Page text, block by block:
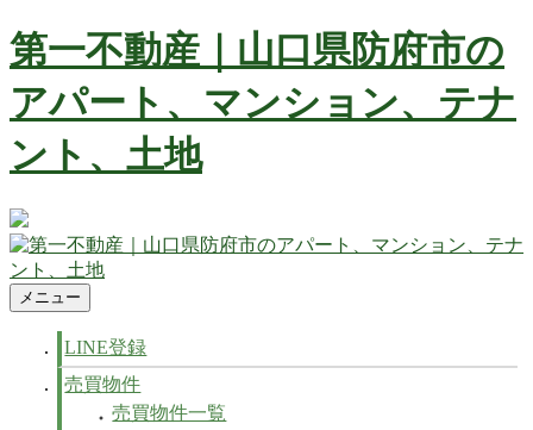
コ
ン
テ
ン
ツ
へ
キ
ッ
プ
第一不動産｜山口県防府市の
アパート、マンション、テナ
ント、土地
防府市の不動産 賃貸、マンション、アパート、テナントなど
不動産の事ならお任せ下さい
第一不動産｜山口県防府市のアパート、マンション、テナン
ト、土地
防府市の不動産 賃貸、マンション、アパート、テナントなど
不動産の事ならお任せ下さい
メニュー
LINE登録
売買物件
売買物件一覧